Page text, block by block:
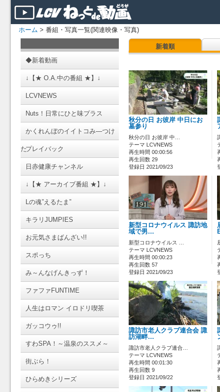
ホーム > 番組・写真一覧(関連映像・写真)
◆新着動画
↓【★ O.A.中の番組 ★】↓
LCVNEWS
Nuts！日常にひと味プラス
かくれんぼのイイトコみ―つけ
たプレイバック
日赤健康チャンネル
↓【★ アーカイブ番組 ★】↓
Lの魂”えるたま”
キラリJUMPIES
お元気さまばんざい!!
スポっち
み～んなげんきっず！
ファファFUNTIME
人生はロマン イロドリ喫茶
ガッコウゥ!!
すわSPA！～温泉のススメ～
街ぶら！
ひらめきシリーズ
新着順
秋分の日 お彼岸 中日にお
墓参り
秋分の日 お彼岸 中…
テーマ LCVNEWS
再生時間 00:00:56
再生回数 29
登録日 2021/09/23
新型コロナウイルス 諏訪地
域で男…
新型コロナウイルス …
テーマ LCVNEWS
再生時間 00:00:23
再生回数 57
登録日 2021/09/23
諏訪市老人クラブ連合会 諏
訪湖畔…
諏訪市老人クラブ連合…
テーマ LCVNEWS
再生時間 00:01:30
再生回数 9
登録日 2021/09/22